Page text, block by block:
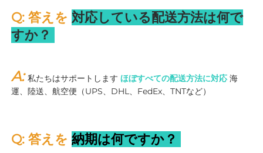
Q: 答えを 対応している配送方法は何で
すか？
A: 私たちはサポートします ほぼすべての配送方法に対応 海
運、陸送、航空便（UPS、DHL、FedEx、TNTなど）
Q: 答えを 納期は何ですか？